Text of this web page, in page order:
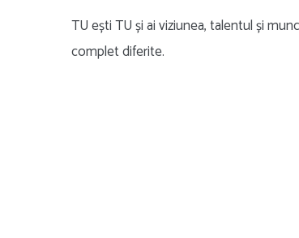
TU ești TU și ai viziunea, talentul și
complet diferite.